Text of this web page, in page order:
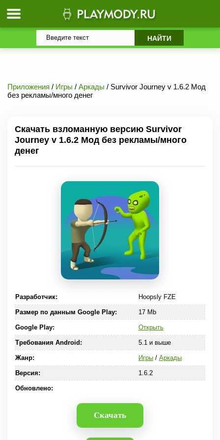
Приложения / Игры / Аркады / Survivor Journey v 1.6.2 Мод
без рекламы/много денег
Скачать взломанную версию Survivor
Journey v 1.6.2 Мод без рекламы/много
денег
Разработчик: Hoopsly FZE
Размер по данным Google Play: 17 Mb
Google Play: Открыть
Требования Android: 5.1 и выше
Жанр: Игры/ Аркады
Версия: 1.6.2
Обновлено:
Скачать